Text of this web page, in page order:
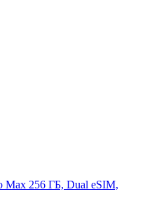
Max 256 ГБ, Dual еSIM,